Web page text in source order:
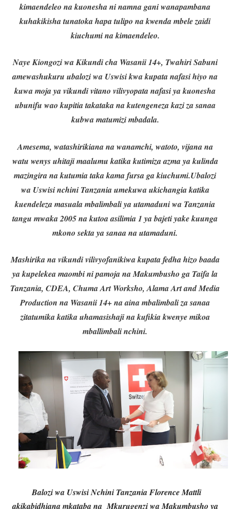
kimaendeleo na kuonesha ni namna gani wanapambana
kuhakikisha tunatoka hapa tulipo na kwenda mbele zaidi
kiuchumi na kimaendeleo.
Naye Kiongozi wa Kikundi cha Wasanii 14+, Twahiri Sabuni
amewashukuru ubalozi wa Uswisi kwa kupata nafasi hiyo na
kuwa moja ya vikundi vitano vilivyopata nafasi ya kuonesha
ubunifu wao kupitia takataka na kutengeneza kazi za sanaa
kubwa matumizi mbadala.
Amesema, watashirikiana na wanamchi, watoto, vijana na
watu wenys uhitaji maalumu katika kutimiza azma ya kulinda
mazingira na kutumia taka kama fursa ga kiuchumi.Ubalozi
wa Uswisi nchini Tanzania umekuwa ukichangia katika
kuendeleza masuala mbalimbali ya utamaduni wa Tanzania
tangu mwaka 2005 na kutoa asilimia 1 ya bajeti yake kuunga
mkono sekta ya sanaa na utamaduni.
Mashirika na vikundi vilivyofanikiwa kupata fedha hizo baada
ya kupelekea maombi ni pamoja na Makumbusho ga Taifa la
Tanzania, CDEA, Chuma Art Worksho, Alama Art and Media
Production na Wasanii 14+ na aina mbalimbali za sanaa
zitatumika katika uhamasishaji na kufikia kwenye mikoa
mballimbali nchini.
Balozi wa Uswisi Nchini Tanzania Florence Mattli
akikabidhiana mkataba na Mkurugenzi wa Makumbusho ya